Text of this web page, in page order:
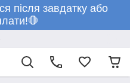
після завдатку або